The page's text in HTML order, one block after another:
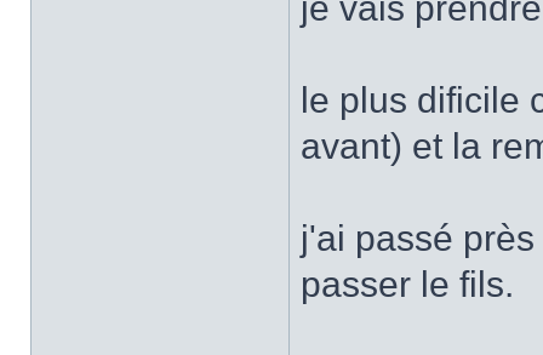
le plus dificile
avant) et la
j'ai passé
passer le fils.